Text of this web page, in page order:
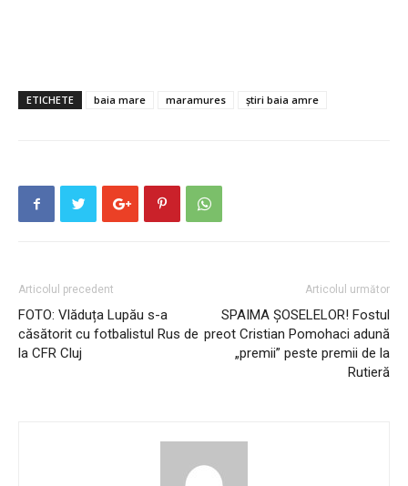
ETICHETE baia mare maramures știri baia amre
Articolul precedent
FOTO: Vlăduța Lupău s-a
căsătorit cu fotbalistul Rus de
la CFR Cluj
Articolul următor
SPAIMA ȘOSELELOR! Fostul
preot Cristian Pomohaci adună
„premii” peste premii de la
Rutieră